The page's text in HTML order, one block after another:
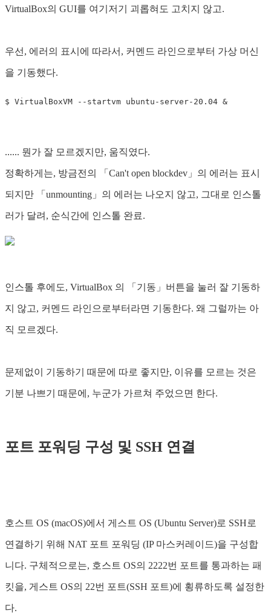
VirtualBox의 GUI를 여기저기 괴롭혀도 고치지 않고.
우선, 에러의 표시에 따라서, 커멘드 라인으로부터 가상 머신
을 기동했다.
...... 뭔가 잘 모르겠지만, 움직였다.
정확하게는, 방금전의 「Can't open blockdev」의 에러는 표시
되지만 「unmounting」의 에러는 나오지 않고, 그대로 인스톨
러가 달려, 순식간에 인스톨 완료.
인스톨 후에도, VirtualBox 의 「기동」버튼을 눌러 잘 기동하
지 않고, 커멘드 라인으로부터라면 기동한다. 왜 그럴까는 아
직 모르겠다.
문제없이 기동하기 때문에 따로 좋지만, 이유를 모르는 것은
기분 나쁘기 때문에, 누군가 가르쳐 주었으면 한다.
포트 포워딩 구성 및 SSH 연결
호스트 OS (macOS)에서 게스트 OS (Ubuntu Server)로 SSH로
연결하기 위해 NAT 포트 포워딩 (IP 마스커레이드)을 구성합
니다. 구체적으로는, 호스트 OS의 2222번 포트를 통과하는 패
킷을, 게스트 OS의 22번 포트(SSH 포트)에 횡류하도록 설정한
다.